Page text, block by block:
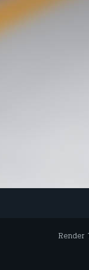
Render